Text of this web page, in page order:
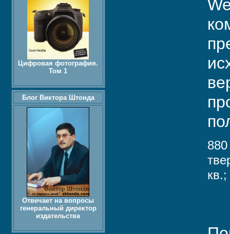
Цифровая фотография.
Том 1
Блог Виктора Штонда
Отвечает на вопросы
генеральный директор
издательства